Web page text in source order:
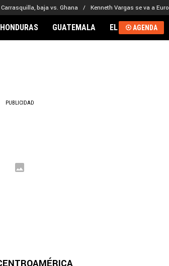
Carrasquilla, baja vs. Ghana Kenneth Vargas se va a
HONDURAS GUATEMALA EL SALVADOR
AGENDA
PUBLICIDAD